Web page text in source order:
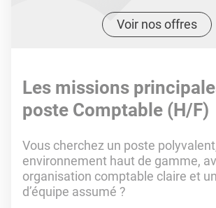
Voir nos offres
Les missions
poste Comptable (H/F)
Vous cherchez un poste
environnement haut de gamme,
organisation comptable claire et
d’équipe assumé ?